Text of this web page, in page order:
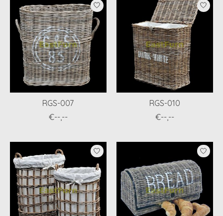
RGS-007
€--,--
RGS-010
€--,--